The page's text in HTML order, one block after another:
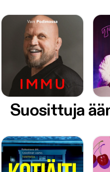
Suosittuja